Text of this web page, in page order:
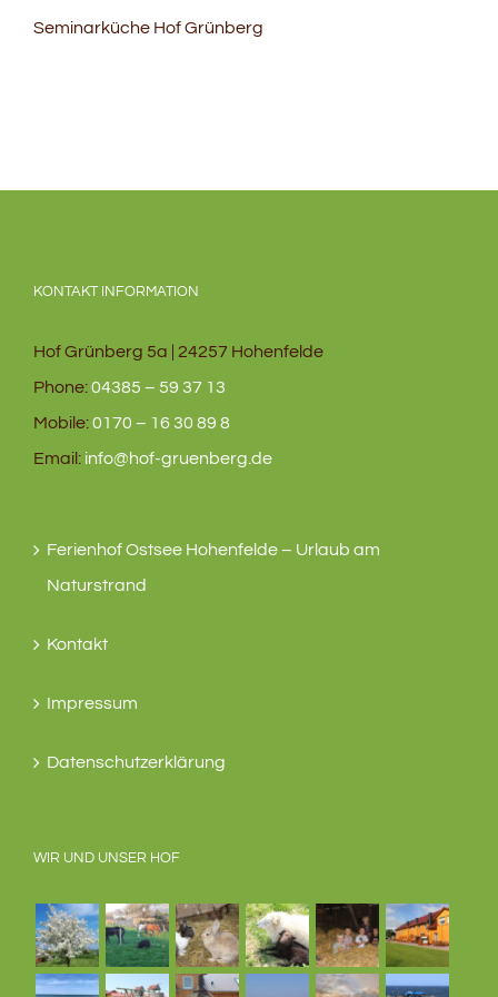
Seminarküche Hof Grünberg
KONTAKT INFORMATION
Hof Grünberg 5a | 24257 Hohenfelde
Phone:04385 – 59 37 13
Mobile:0170 – 16 30 89 8
Email: info@hof-gruenberg.de
Ferienhof Ostsee Hohenfelde – Urlaub am
Naturstrand
Kontakt
Impressum
Datenschutzerklärung
WIR UND UNSER HOF